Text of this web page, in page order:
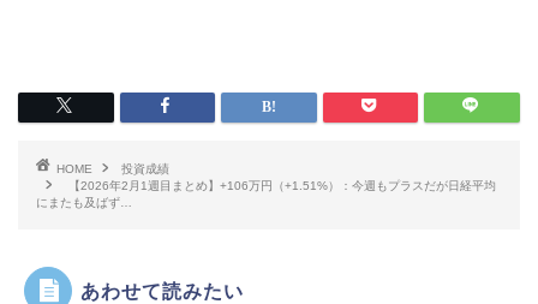
HOME
投資成績
【2026年2月1週目まとめ】+106万円（+1.51%）：今週もプラスだが日経平均
にまたも及ばず…
あわせて読みたい